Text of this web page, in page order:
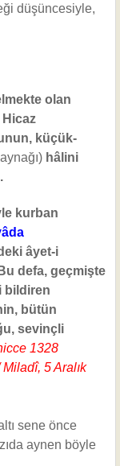
düşüncesiyle,
olan
küçük-
hâlini
kurban
âyet-i
defa, geçmişte
bildiren
bütün
sevinçli
1328
5 Aralık
sene önce
aynen böyle